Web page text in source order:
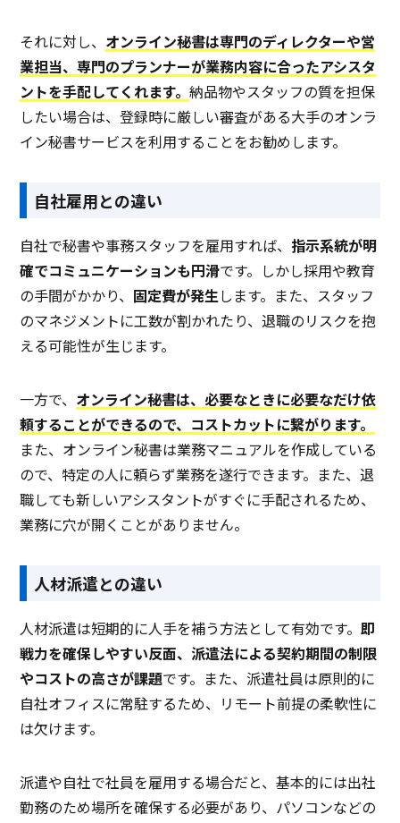
それに対し、 オンライン秘書は専門のディレクターや営
業担当、専門のプランナーが業務内容に合ったアシスタ
ントを手配してくれます。納品物やスタッフの質を担保
したい場合は、登録時に厳しい審査がある大手のオンラ
イン秘書サービスを利用することをお勧めします。
自社雇用との違い
自社で秘書や事務スタッフを雇用すれば、指示系統が明
確でコミュニケーションも円滑です。しかし採用や教育
の手間がかかり、 固定費が発生します。また、スタッフ
のマネジメントに工数が割かれたり、退職のリスクを抱
える可能性が生じます。
一方で、 オンライン秘書は、必要なときに必要なだけ依
頼することができるので、コストカットに繋がります。
また、オンライン秘書は業務マニュアルを作成している
ので、特定の人に頼らず業務を遂行できます。また、退
職しても新しいアシスタントがすぐに手配されるため、
業務に穴が開くことがありません。
人材派遣との違い
人材派遣は短期的に人手を補う方法として有効です。即
戦力を確保しやすい反面、派遣法による契約期間の制限
やコストの高さが課題です。また、派遣社員は原則的に
自社オフィスに常駐するため、リモート前提の柔軟性に
は欠けます。
派遣や自社で社員を雇用する場合だと、基本的には出社
勤務のため場所を確保する必要があり、パソコンなどの